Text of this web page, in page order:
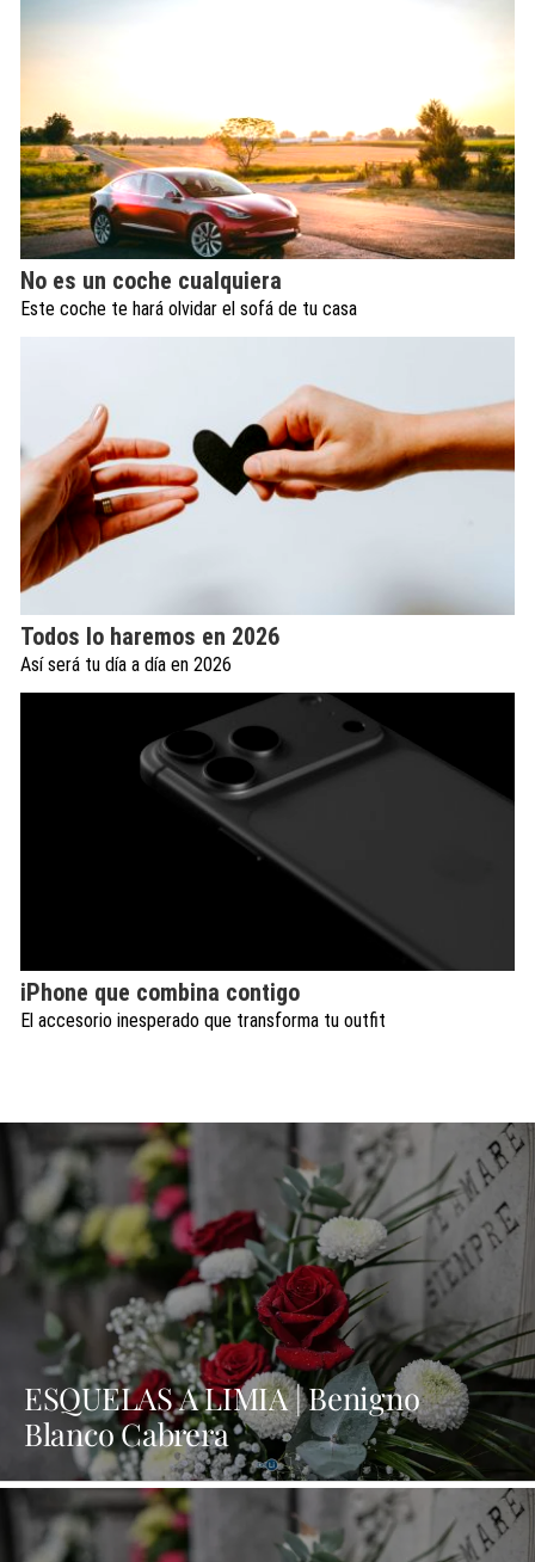
No es un coche cualquiera
Este coche te hará olvidar el sofá de tu casa
Todos lo haremos en 2026
Así será tu día a día en 2026
iPhone que combina contigo
El accesorio inesperado que transforma tu outfit
ESQUELAS A LIMIA | Benigno
Blanco Cabrera